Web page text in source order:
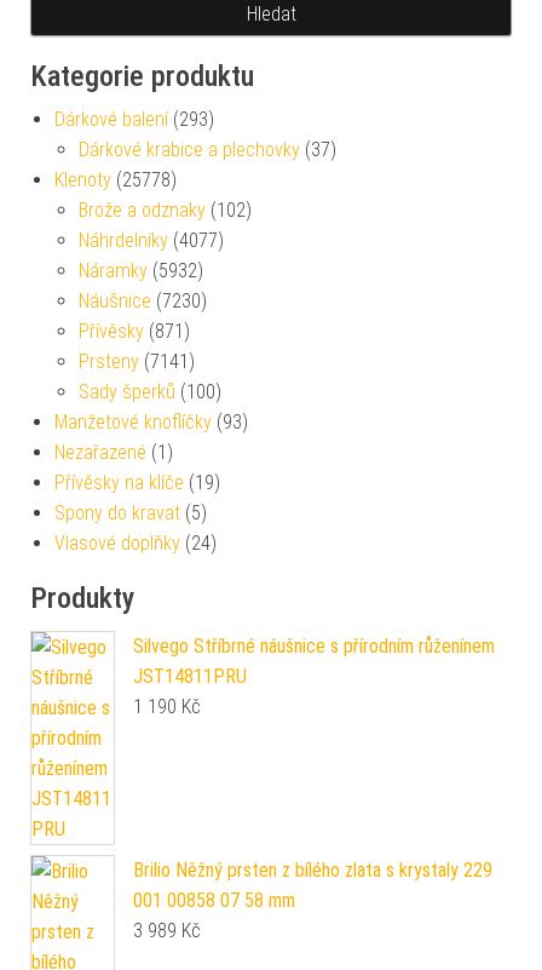
Hledat
Kategorie produktu
Dárkové balení (293)
Dárkové krabice a plechovky (37)
Klenoty (25778)
Brože a odznaky (102)
Náhrdelníky (4077)
Náramky (5932)
Náušnice (7230)
Přívěsky (871)
Prsteny (7141)
Sady šperků (100)
Manžetové knoflíčky (93)
Nezařazené (1)
Přívěsky na klíče (19)
Spony do kravat (5)
Vlasové doplňky (24)
Produkty
Silvego Stříbrné náušnice s přírodním růženínem
JST14811PRU
1 190 Kč
Brilio Něžný prsten z bílého zlata s krystaly 229
001 00858 07 58 mm
3 989 Kč